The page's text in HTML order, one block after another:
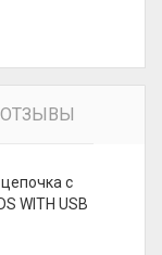
ОТЗЫВЫ
с
WITH USB